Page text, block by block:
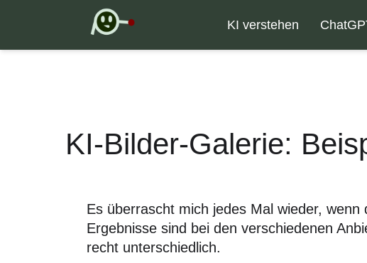
KI verstehen
KI-Bilder-Galerie:
Es überrascht mich jedes Mal wieder,
Ergebnisse sind bei den verschiedenen
recht unterschiedlich.